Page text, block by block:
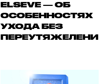
ELSEVE — ОБ
ОСОБЕННОСТЯХ
УХОДА БЕЗ
ПЕРЕУТЯЖЕЛЕНИЯ